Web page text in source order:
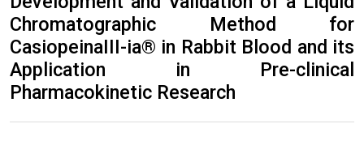
Chromatographic Method for
CasiopeinaIII-ia® in Rabbit Blood and its
Application in Pre-clinical
Pharmacokinetic Research